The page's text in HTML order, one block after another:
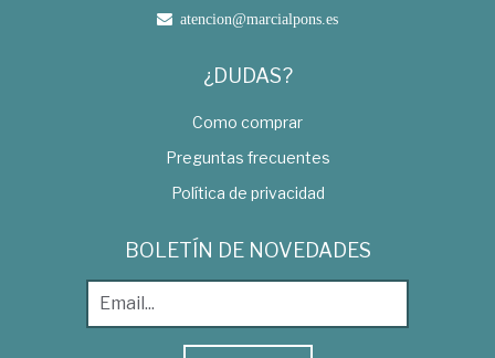
atencion@marcialpons.es
¿DUDAS?
Como comprar
Preguntas frecuentes
Política de privacidad
BOLETÍN DE NOVEDADES